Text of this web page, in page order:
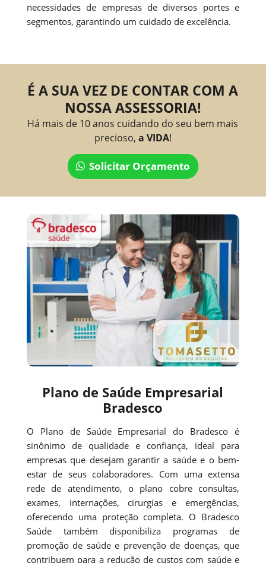
necessidades de empresas de diversos portes e
segmentos, garantindo um cuidado de excelência.
É A SUA VEZ DE CONTAR COM A
NOSSA ASSESSORIA!
Há mais de 10 anos cuidando do seu bem mais
precioso, a VIDA!
Solicitar Orçamento
Plano de Saúde Empresarial
Bradesco
O Plano de Saúde Empresarial do Bradesco é
sinônimo de qualidade e confiança, ideal para
empresas que desejam garantir a saúde e o bem-
estar de seus colaboradores. Com uma extensa
rede de atendimento, o plano cobre consultas,
exames, internações, cirurgias e emergências,
oferecendo uma proteção completa. O Bradesco
Saúde também disponibiliza programas de
promoção de saúde e prevenção de doenças, que
contribuem para a redução de custos com saúde e